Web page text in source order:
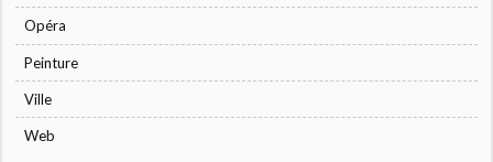
Opéra
Peinture
Ville
Web